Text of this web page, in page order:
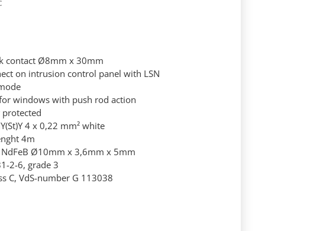
contact Ø8mm x 30mm
on intrusion control panel with LSN
windows with push rod action
protected
4 x 0,22 mm² white
4m
NdFeB Ø10mm x 3,6mm x 5mm
2-6, grade 3
C, VdS-number G 113038